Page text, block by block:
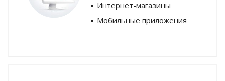
Интернет-магазины
Мобильные приложения